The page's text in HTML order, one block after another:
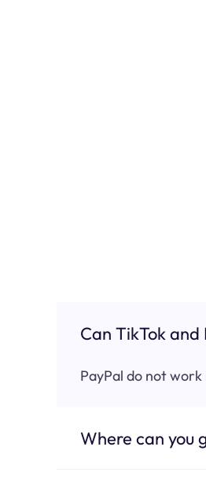
Can TikTok and
PayPal do not
Where can you